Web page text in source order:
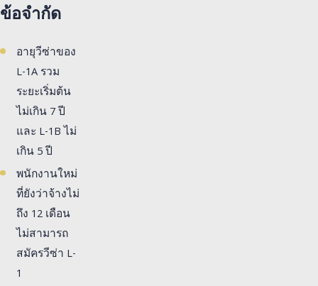
ข้อจำกัด
อายุวีซ่าของ
L-1A รวม
ระยะเริ่มต้น
ไม่เกิน 7 ปี
และ L-1B ไม่
เกิน 5 ปี
พนักงานใหม่
ที่ยังว่าจ้างไม่
ถึง 12 เดือน
ไม่สามารถ
สมัครวีซ่า L-
1